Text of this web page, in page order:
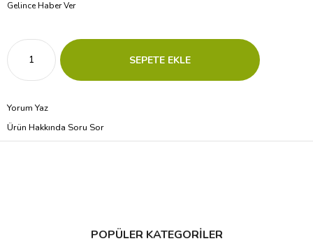
Gelince Haber Ver
Yorum Yaz
Ürün Hakkında Soru Sor
POPÜLER KATEGORİLER